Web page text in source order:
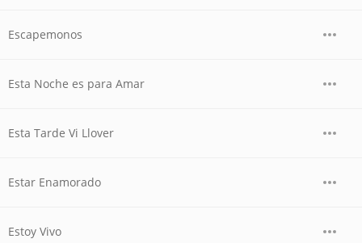
Escapemonos
Esta Noche es para Amar
Esta Tarde Vi Llover
Estar Enamorado
Estoy Vivo